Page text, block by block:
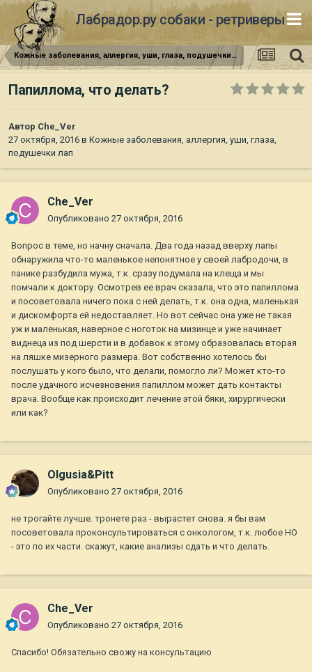
Лабрадор.ру собаки - ретриверы
Кожные заболевания, аллергия, уши, глаза, подушечки лап
Папиллома, что делать?
Автор Che_Ver
27 октября, 2016 в Кожные заболевания, аллергия, уши, глаза,
подушечки лап
Che_Ver
Опубликовано 27 октября, 2016
Вопрос в теме, но начну сначала. Два года назад вверху лапы
обнаружила что-то маленькое непонятное у своей лабродочи, в
панике разбудила мужа, т.к. сразу подумала на клеща и мы
помчали к доктору. Осмотрев ее врач сказала, что это папиллома
и посоветовала ничего пока с ней делать, т.к. она одна, маленькая
и дискомфорта ей недоставляет. Но вот сейчас она уже не такая
уж и маленькая, наверное с ноготок на мизинце и уже начинает
виднеца из под шерсти и в добавок к этому образовалась вторая
на ляшке мизерного размера. Вот собственно хотелось бы
послушать у кого было, что делали, помогло ли? Может кто-то
после удачного исчезновения папиллом может дать контакты
врача. Вообще как происходит лечение этой бяки, хирургически
или как?
Olgusia&Pitt
Опубликовано 27 октября, 2016
не трогайте лучше. тронете раз - вырастет снова. я бы вам
посоветовала проконсультироваться с онкологом, т.к. любое НО
- это по их части. скажут, какие анализы сдать и что делать.
Che_Ver
Опубликовано 27 октября, 2016
Спасибо! Обязательно свожу на консультацию